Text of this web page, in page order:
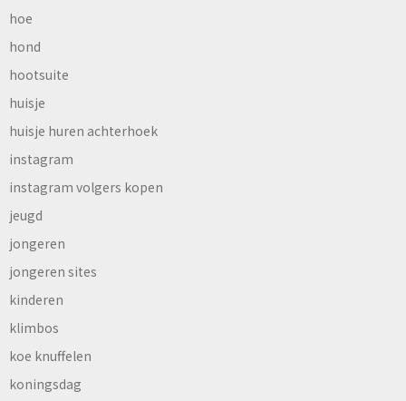
hoe
hond
hootsuite
huisje
huisje huren achterhoek
instagram
instagram volgers kopen
jeugd
jongeren
jongeren sites
kinderen
klimbos
koe knuffelen
koningsdag